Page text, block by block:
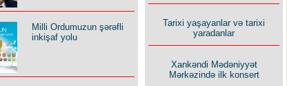
Milli Ordumuzun şərəfli
inkişaf yolu
Tarixi yaşayanlar və tarixi
yaradanlar
Xankəndi Mədəniyyət
Mərkəzində ilk konsert